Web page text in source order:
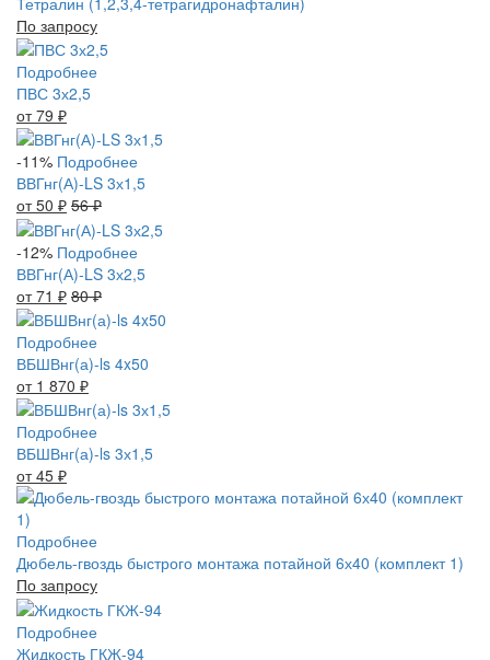
По запросу
Подробнее
ПВС 3х2,5
от 79 ₽
-11% Подробнее
ВВГнг(А)-LS 3х1,5
от 50 ₽ 56₽
-12% Подробнее
ВВГнг(А)-LS 3х2,5
от 71 ₽ 80₽
Подробнее
ВБШВнг(а)-ls 4x50
от 1 870 ₽
Подробнее
ВБШВнг(а)-ls 3х1,5
от 45 ₽
Подробнее
Дюбель-гвоздь быстрого монтажа потайной 6х40 (комплект 1)
По запросу
Подробнее
Жидкость ГКЖ-94